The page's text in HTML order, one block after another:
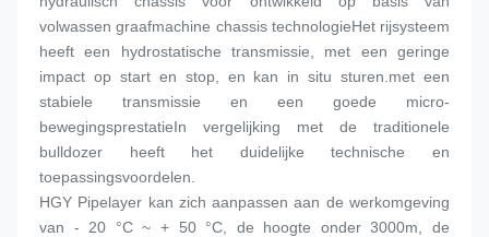
volwassen graafmachine chassis technologieHet rijsysteem
heeft een hydrostatische transmissie, met een geringe
impact op start en stop, en kan in situ sturen.met een
stabiele transmissie en een goede micro-
bewegingsprestatieIn vergelijking met de traditionele
bulldozer heeft het duidelijke technische en
toepassingsvoordelen.
HGY Pipelayer kan zich aanpassen aan de werkomgeving
van - 20 °C ~ + 50 °C, de hoogte onder 3000m, de